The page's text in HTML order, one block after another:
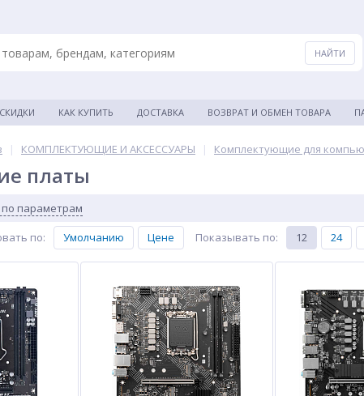
КАК КУПИТЬ ДОСТАВКА ВОЗВРАТ И ОБМЕН ТОВАРА
| КОМПЛЕКТУЮЩИЕ И АКСЕССУАРЫ | Комплектующие для
платы
параметрам
по: Умолчанию Цене Показывать по: 12 24